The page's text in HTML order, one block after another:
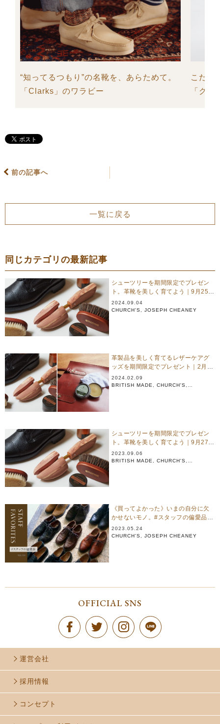
“知ってるつもり”の名靴を、あらためて。
「Clarks」のワラビー
こだわ
「グ
前の記事へ
一覧に戻る
同じカテゴリの最新記事
シューツリーを期間限定でプレゼン
ト。革靴を美しく育てよう｜9月25日
（水）まで
2024.09.04
CHURCH'S
JOSEPH CHEANEY
革製品を美しく育てるレザーケアグ
ッズを期間限定でプレゼント｜2月25
日（日）まで
2024.02.09
BRITISH MADE, CHURCH'S,
シューツリーを期間限定でプレゼン
ト。革靴を美しく育てよう｜9月27日
（水）まで
2023.09.06
BRITISH MADE
CHURCH'S
《買ってよかった》いまの自分に欠
かせないモノ。#スタッフの偏愛品
Vol. 4｜革靴編
2023.05.24
CHURCH'S, JOSEPH CHEANEY
OFFICIAL SNS
運営会社
採用情報
コンセプト